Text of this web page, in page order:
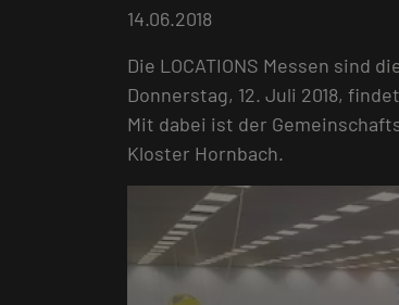
14.06.2018
Die LOCATIONS Messen sind
Donnerstag, 12. Juli 2018,
Mit dabei ist der
Kloster Hornbach.